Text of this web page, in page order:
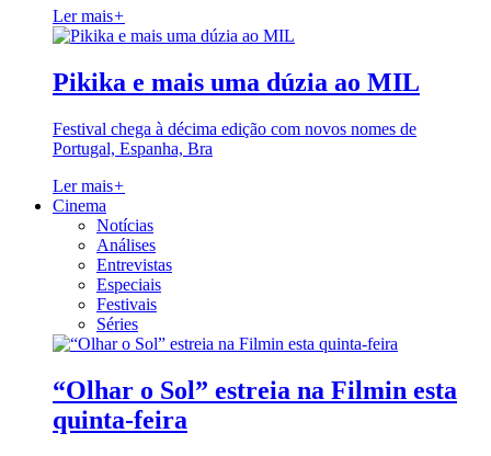
Ler mais+
Pikika e mais uma dúzia ao MIL
Festival chega à décima edição com novos nomes de
Portugal, Espanha, Bra
Ler mais+
Cinema
Notícias
Análises
Entrevistas
Especiais
Festivais
Séries
“Olhar o Sol” estreia na Filmin esta
quinta-feira